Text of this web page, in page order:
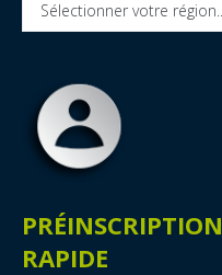
PRÉINSCRIPTION
RAPIDE